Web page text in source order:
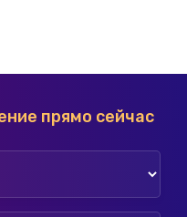
прямо сейчас